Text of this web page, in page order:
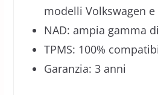
modelli Volkswagen e
NAD: ampia gamma
TPMS: 100%
Garanzia: 3 anni